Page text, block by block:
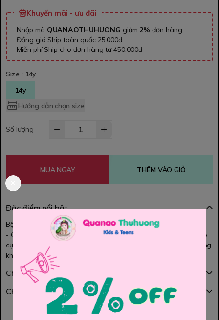
Khuyến mãi - ưu đãi
Nhập mã QUANAOTHUHUONG giảm 2% đơn hàng
Đồng giá Ship toàn quốc 25.000đ
Miễn phí Ship cho đơn hàng từ 450.000đ
Size : 14y
14y
Hướng dẫn chọn size
Số lượng
MUA NGAY THÊM VÀO GIỎ
Đặc điểm nổi bật
Bộ dài Disney
- Chất thun co dãn, thoải mái, mềm, mát, thấm mồ hôi bé mặc vô
cực xinh nhé Mom, Màu sắc tươi sáng, họa tiết bắt mắt. Form rộng,
không ôm, bé mặc thoải mái lắm a
Chính sách mua hàng
Chính sách đổi hàng